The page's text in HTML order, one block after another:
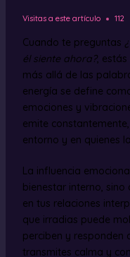
Visitas a este artículo 112
Cuando te preguntas
él siente ahora?,
más allá de las
energía se define
emociones y
emite
entorno y en quienes
La influencia
bienestar interno,
en tus relaciones
que irradias puede
perciben y responden
transmites calma y